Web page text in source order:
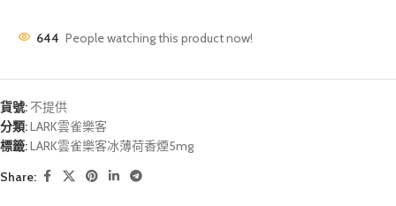
644 People watching this product now!
貨號: 不提供
分類:LARK雲雀樂客
標籤:LARK雲雀樂客冰薄荷香煙5mg
Share: